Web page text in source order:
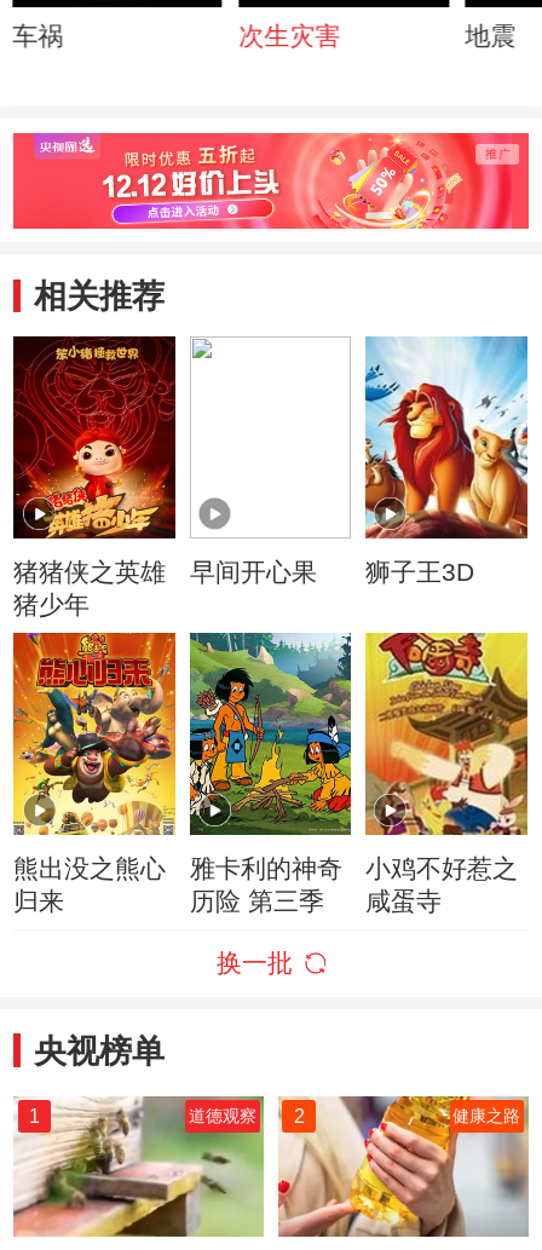
车祸 次生灾害 地震
相关推荐
猪猪侠之英雄
猪少年
早间开心果 狮子王3D
熊出没之熊心
归来
雅卡利的神奇
历险 第三季
小鸡不好惹之
咸蛋寺
换一批
央视榜单
1 道德观察 2 健康之路